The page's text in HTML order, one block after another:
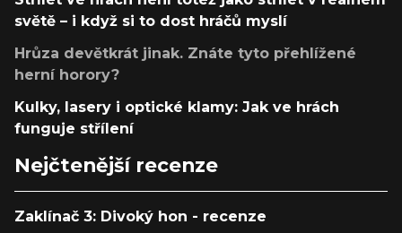
světě – i když si to dost hráčů myslí
Hrůza devětkrát jinak. Znáte tyto přehlížené
herní horory?
Kulky, lasery i optické klamy: Jak ve hrách
funguje střílení
Nejčtenější recenze
Zaklínač 3: Divoký hon - recenze